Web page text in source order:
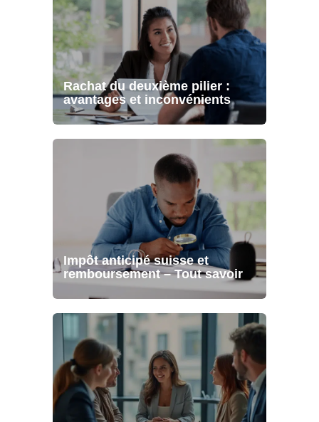
Rachat du deuxième pilier :
avantages et inconvénients
Impôt anticipé suisse et
remboursement – Tout savoir